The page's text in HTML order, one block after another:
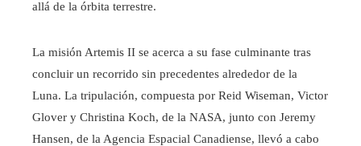
allá de la órbita terrestre.
La misión Artemis II se acerca a su fase culminante tras
concluir un recorrido sin precedentes alrededor de la
Luna. La tripulación, compuesta por Reid Wiseman, Victor
Glover y Christina Koch, de la NASA, junto con Jeremy
Hansen, de la Agencia Espacial Canadiense, llevó a cabo